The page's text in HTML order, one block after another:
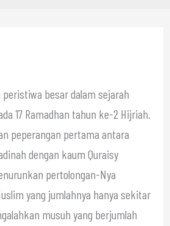
peristiwa besar dalam sejarah
17 Ramadhan tahun ke-2 Hijriah.
peperangan pertama antara
dengan kaum Quraisy
yang jumlahnya hanya sekitar
musuh yang berjumlah